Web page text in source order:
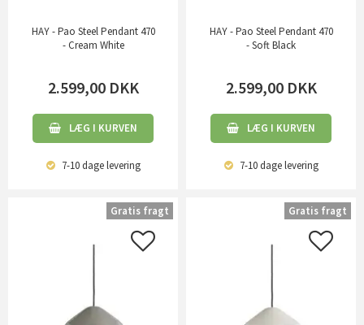
HAY - Pao Steel Pendant 470
- Cream White
2.599,00 DKK
LÆG I KURVEN
7-10 dagelevering
HAY - Pao Steel Pendant 470
- Soft Black
2.599,00 DKK
LÆG I KURVEN
7-10 dagelevering
Gratis fragt Gratis fragt